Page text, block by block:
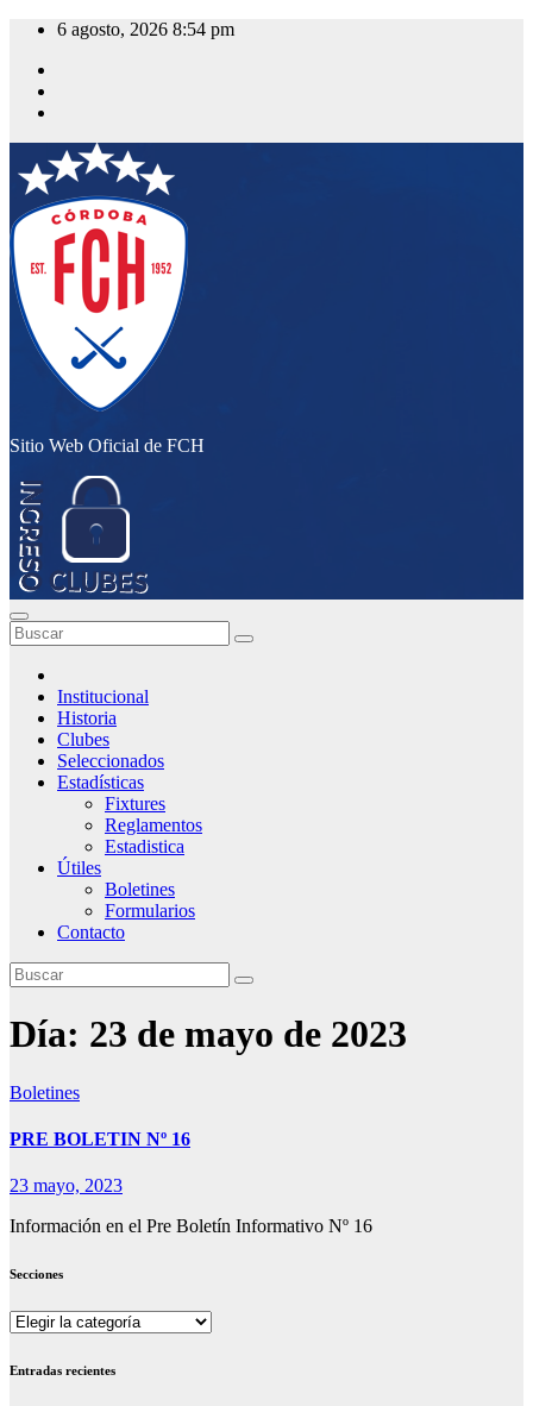
Saltar
contenido
6 agosto, 2026 8:54 pm
Sitio Web Oficial de FCH
Institucional
Historia
Clubes
Seleccionados
Estadísticas
Fixtures
Reglamentos
Estadistica
Útiles
Boletines
Formularios
Contacto
Día: 23 de mayo de 2023
Boletines
PRE BOLETIN Nº 16
23 mayo, 2023
Información en el Pre Boletín Informativo Nº 16
Secciones
Secciones
Entradas recientes